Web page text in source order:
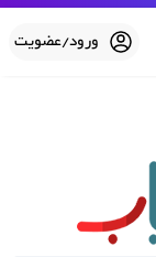
ورود/عضویت